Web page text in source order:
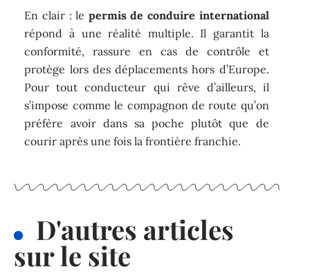
En clair : le permis de conduire international
répond à une réalité multiple. Il garantit la
conformité, rassure en cas de contrôle et
protège lors des déplacements hors d’Europe.
Pour tout conducteur qui rêve d’ailleurs, il
s’impose comme le compagnon de route qu’on
préfère avoir dans sa poche plutôt que de
courir après une fois la frontière franchie.
D'autres articles
sur le site